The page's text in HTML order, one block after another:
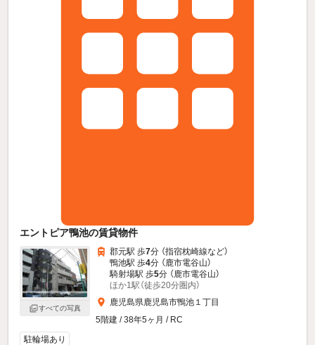
エントピア鴨池の賃貸物件
すべての写真
郡元駅 歩7分 （指宿枕崎線など）
鴨池駅 歩4分 （鹿市電谷山）
騎射場駅 歩5分 （鹿市電谷山）
ほか1駅（徒歩20分圏内）
鹿児島県鹿児島市鴨池１丁目
5階建 / 38年5ヶ月 / RC
駐輪場あり